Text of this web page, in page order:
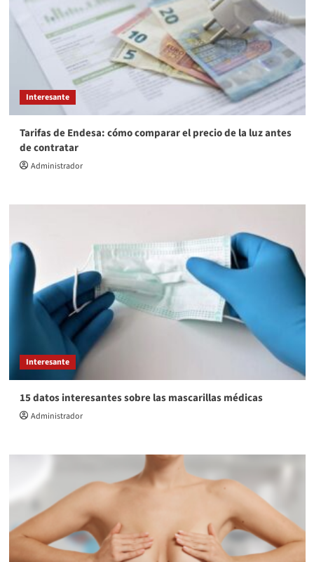
Interesante
Tarifas de Endesa: cómo comparar el precio de la luz antes
de contratar
Administrador
Interesante
15 datos interesantes sobre las mascarillas médicas
Administrador